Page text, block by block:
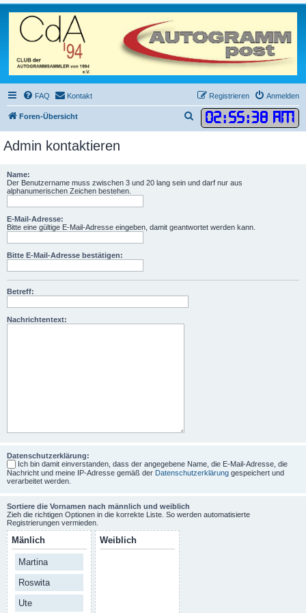
FAQ Kontakt Anmelden
Registrieren
Foren-Übersicht 02:55:38 AM
u
e
Admin kontaktieren
Name:
Der Benutzername muss zwischen 3 und 20 lang sein und darf nur aus
alphanumerischen Zeichen bestehen.
E-Mail-Adresse:
Bitte eine gültige E-Mail-Adresse eingeben, damit geantwortet werden kann.
Bitte E-Mail-Adresse bestätigen:
Betreff:
Nachrichtentext:
Datenschutzerklärung:
Ich bin damit einverstanden, dass der angegebene Name, die E-Mail-Adresse, die
Nachricht und meine IP-Adresse gemäß der Datenschutzerklärung gespeichert und
verarbeitet werden.
Sortiere die Vornamen nach männlich und weiblich
Zieh die richtigen Optionen in die korrekte Liste. So werden automatisierte
Registrierungen vermieden.
Mänlich
Martina
Roswita
Ute
Weiblich